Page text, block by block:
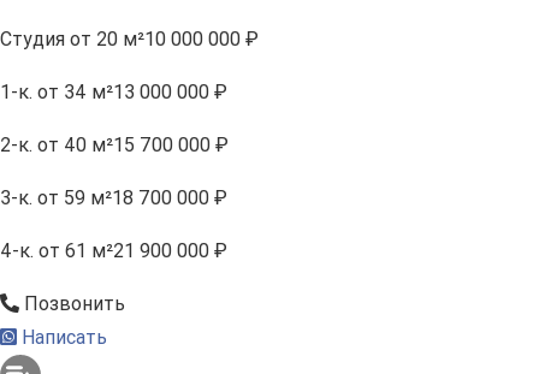
Студия от 20 м²10 000 000 ₽
1-к. от 34 м²13 000 000 ₽
2-к. от 40 м²15 700 000 ₽
3-к. от 59 м²18 700 000 ₽
4-к. от 61 м²21 900 000 ₽
Позвонить
Написать